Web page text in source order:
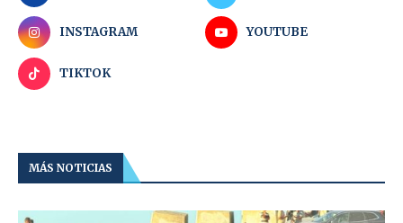
INSTAGRAM YOUTUBE
TIKTOK
MÁS NOTICIAS